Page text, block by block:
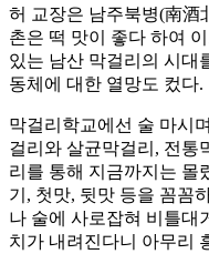
허 교장은 남주북병(南酒
촌은 떡 맛이 좋다 하여
있는 남산 막걸리의 시대
동체에 대한 열망도 컸다.
막걸리학교에선 술 마시
걸리와 살균막걸리, 전통
리를 통해 지금까지는 몰
기, 첫맛, 뒷맛 등을 꼼꼼
나 술에 사로잡혀 비틀대
치가 내려진다니 아무리